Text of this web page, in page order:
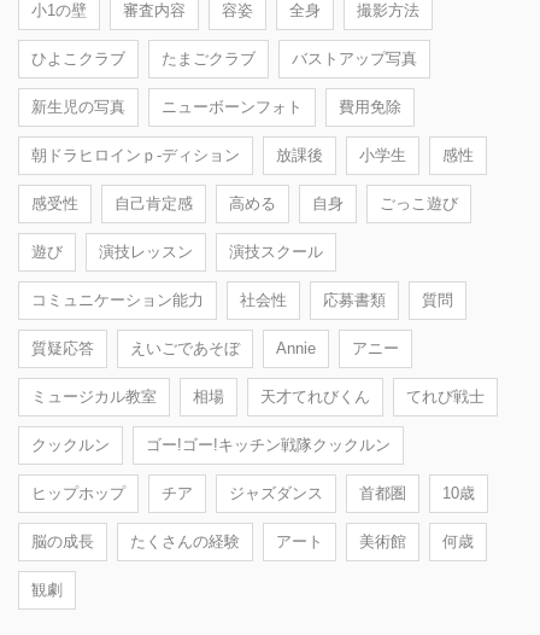
小1の壁 審査内容 容姿 全身 撮影方法
ひよこクラブ たまごクラブ バストアップ写真
新生児の写真 ニューボーンフォト 費用免除
朝ドラヒロインｐ-ディション 放課後 小学生 感性
感受性 自己肯定感 高める 自身 ごっこ遊び
遊び 演技レッスン 演技スクール
コミュニケーション能力 社会性 応募書類 質問
質疑応答 えいごであそぼ Annie アニー
ミュージカル教室 相場 天才てれびくん てれび戦士
クックルン ゴー!ゴー!キッチン戦隊クックルン
ヒップホップ チア ジャズダンス 首都圏 10歳
脳の成長 たくさんの経験 アート 美術館 何歳
観劇